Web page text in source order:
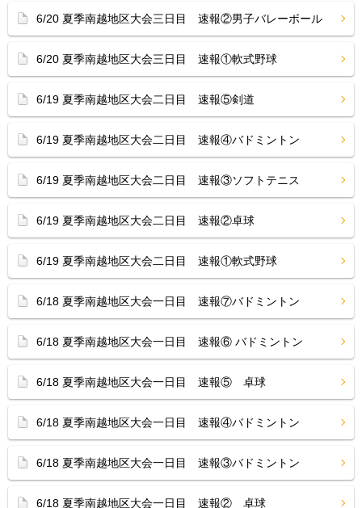
6/20 夏季南越地区大会三日目 速報②男子バレーボール
6/20 夏季南越地区大会三日目 速報①軟式野球
6/19 夏季南越地区大会二日目 速報⑤剣道
6/19 夏季南越地区大会二日目 速報④バドミントン
6/19 夏季南越地区大会二日目 速報③ソフトテニス
6/19 夏季南越地区大会二日目 速報②卓球
6/19 夏季南越地区大会二日目 速報①軟式野球
6/18 夏季南越地区大会一日目 速報⑦バドミントン
6/18 夏季南越地区大会一日目 速報⑥ バドミントン
6/18 夏季南越地区大会一日目 速報⑤ 卓球
6/18 夏季南越地区大会一日目 速報④バドミントン
6/18 夏季南越地区大会一日目 速報③バドミントン
6/18 夏季南越地区大会一日目 速報② 卓球